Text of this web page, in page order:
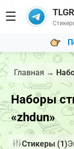
☰
Главная →
Наборы
«zhdun»
Стикеры (1)